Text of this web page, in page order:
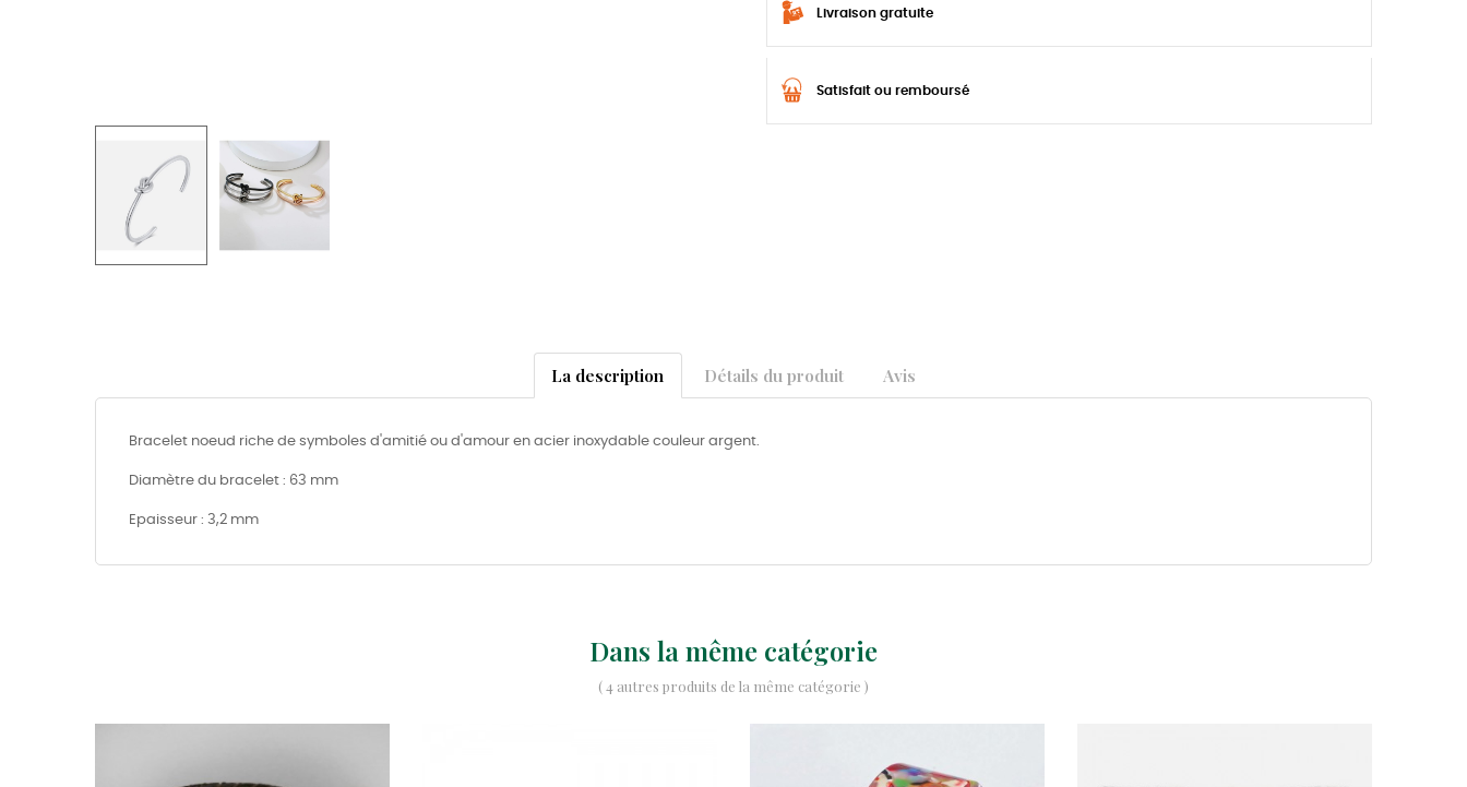
Livraison gratuite
Satisfait ou remboursé
La description Détails du produit Avis
Bracelet noeud riche de symboles d'amitié ou d'amour en acier inoxydable couleur argent.
Diamètre du bracelet : 63 mm
Epaisseur : 3,2 mm
Dans la même catégorie
( 4 autres produits de la même catégorie )